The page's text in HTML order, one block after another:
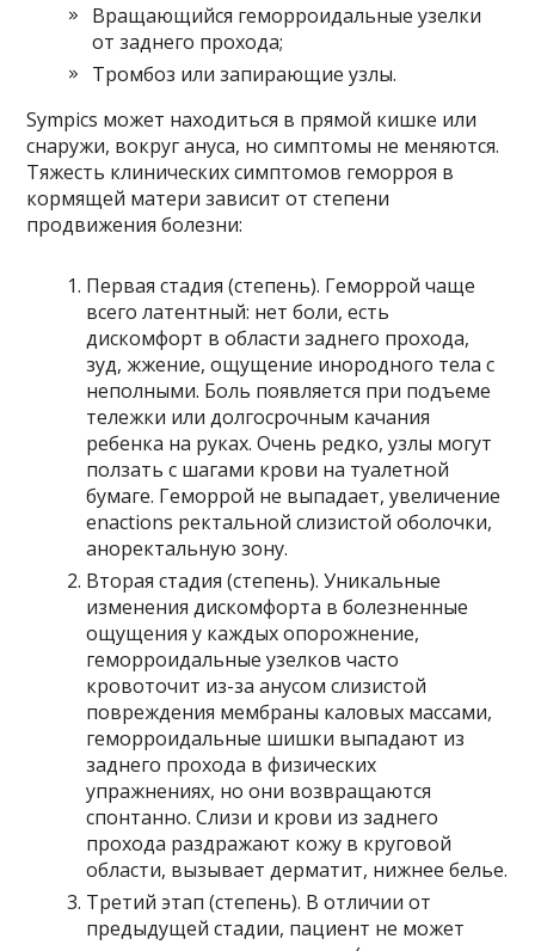
Вращающийся геморроидальные узелки
от заднего прохода;
Тромбоз или запирающие узлы.
Sympics может находиться в прямой кишке или
снаружи, вокруг ануса, но симптомы не меняются.
Тяжесть клинических симптомов геморроя в
кормящей матери зависит от степени
продвижения болезни:
Первая стадия (степень). Геморрой чаще
всего латентный: нет боли, есть
дискомфорт в области заднего прохода,
зуд, жжение, ощущение инородного тела с
неполными. Боль появляется при подъеме
тележки или долгосрочным качания
ребенка на руках. Очень редко, узлы могут
ползать с шагами крови на туалетной
бумаге. Геморрой не выпадает, увеличение
enactions ректальной слизистой оболочки,
аноректальную зону.
Вторая стадия (степень). Уникальные
изменения дискомфорта в болезненные
ощущения у каждых опорожнение,
геморроидальные узелков часто
кровоточит из-за анусом слизистой
повреждения мембраны каловых массами,
геморроидальные шишки выпадают из
заднего прохода в физических
упражнениях, но они возвращаются
спонтанно. Слизи и крови из заднего
прохода раздражают кожу в круговой
области, вызывает дерматит, нижнее белье.
Третий этап (степень). В отличии от
предыдущей стадии, пациент не может